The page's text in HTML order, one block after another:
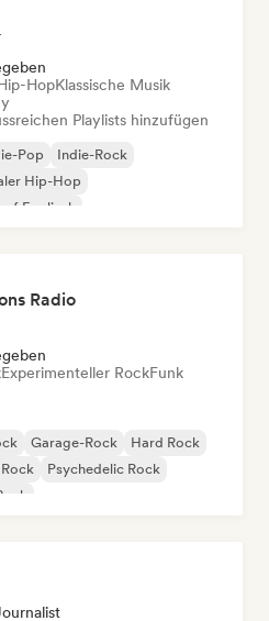
HopKlassische Musik
Playlists hinzufügen
Pop
Indie-Rock
Hip-Hop
Englisch
Radio
Experimenteller RockFunk
Garage-Rock
Hard Rock
Psychedelic Rock